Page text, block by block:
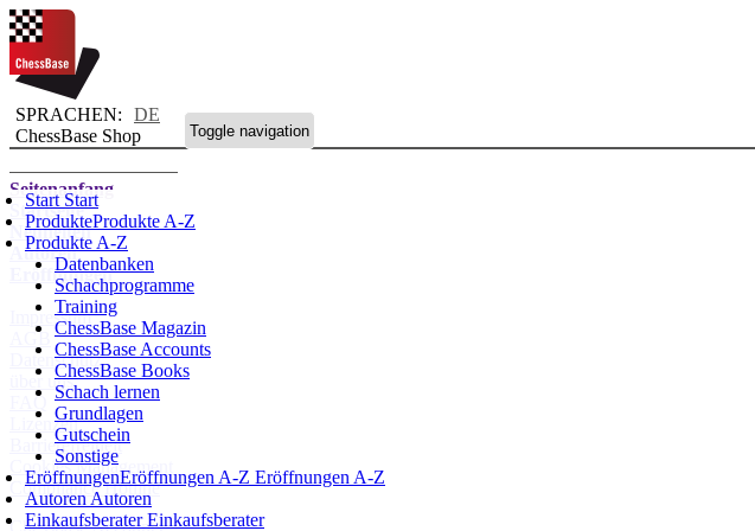
SPRACHEN:
DE
ChessBase Shop
Toggle navigation
StartStart
ProdukteProdukte A-Z
Produkte A-Z
Datenbanken
Schachprogramme
Training
ChessBase Magazin
ChessBase Accounts
ChessBase Books
Schach lernen
Grundlagen
Gutschein
Sonstige
EröffnungenEröffnungen A-Z Eröffnungen A-Z
Autoren Autoren
EinkaufsberaterEinkaufsberater
Seitenanfang
Startseite
Neuheiten
Autoren
Eröffnungen
Impressum
AGB
Datenschutz
über uns
FAQ
Lizenzen
Barrierefreiheit
Cookies Management
Compliance Hotline
Chessbase Accounts